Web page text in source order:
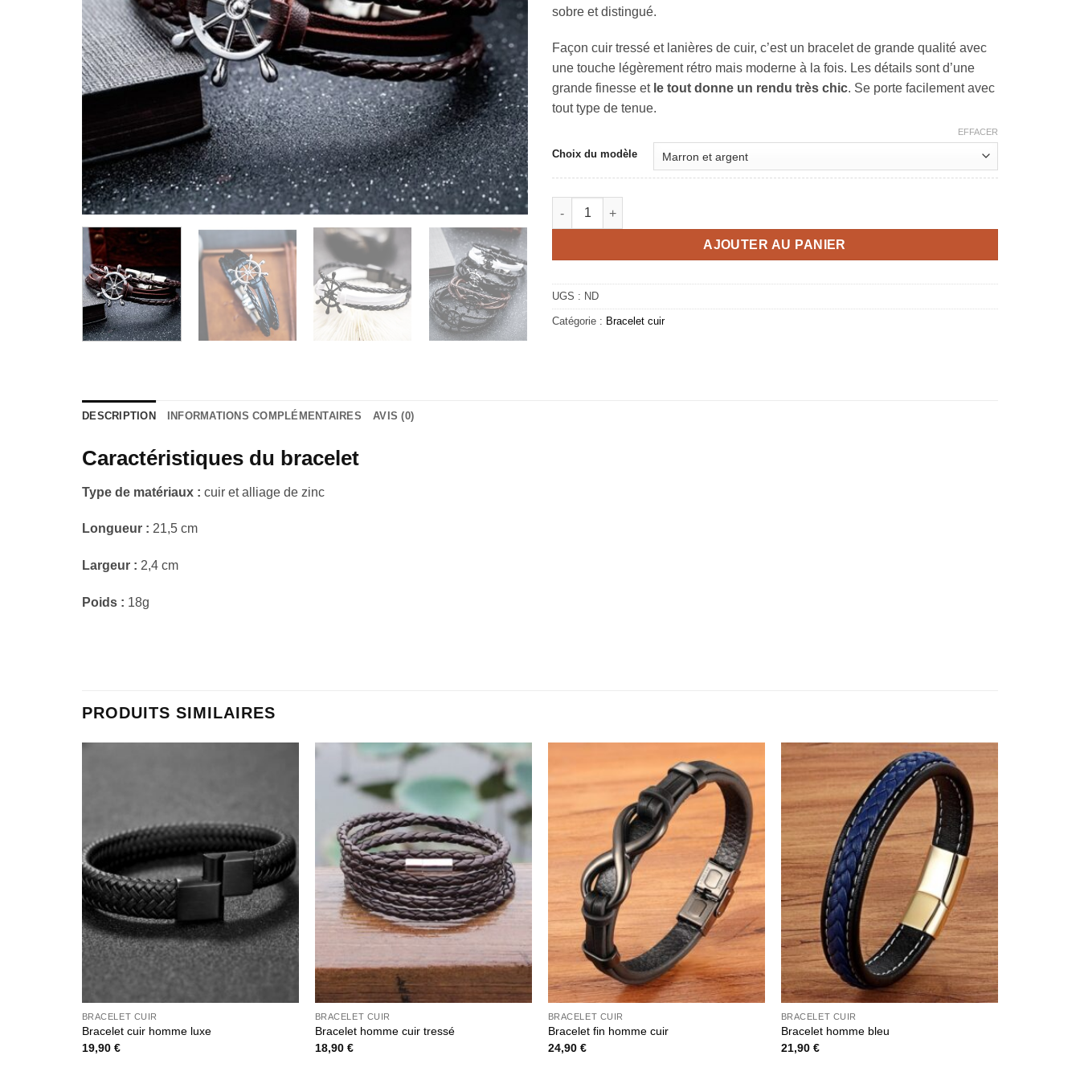
sobre et distingué.
Façon cuir tressé et lanières de cuir, c’est un bracelet de grande qualité avec
une touche légèrement rétro mais moderne à la fois. Les détails sont d’une
grande finesse et le tout donne un rendu très chic. Se porte facilement avec
tout type de tenue.
Choix du modèle
EFFACER
quantité de Bracelet homme chic
AJOUTER AU PANIER
UGS : ND
Catégorie : Bracelet cuir
DESCRIPTION INFORMATIONS COMPLÉMENTAIRES AVIS (0)
Caractéristiques du bracelet
Type de matériaux : cuir et alliage de zinc
Longueur : 21,5 cm
Largeur : 2,4 cm
Poids : 18g
PRODUITS SIMILAIRES
BRACELET CUIR
Bracelet cuir homme luxe
19,90 €
BRACELET CUIR
Bracelet homme cuir tressé
18,90 €
BRACELET CUIR
Bracelet fin homme cuir
24,90 €
BRACELET CUIR
Bracelet homme bleu
21,90 €